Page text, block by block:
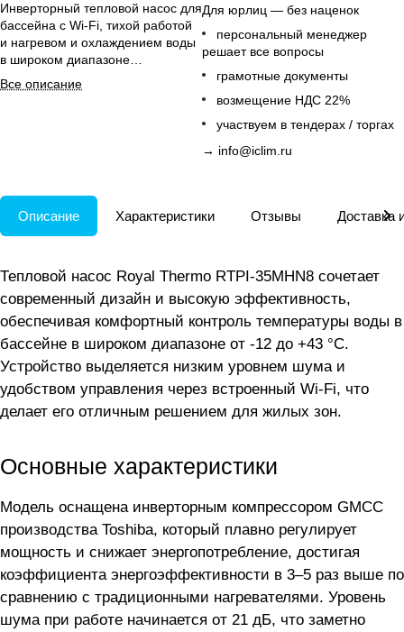
Инверторный тепловой насос для
бассейна с Wi-Fi, тихой работой
и нагревом и охлаждением воды
в широком диапазоне
температур.
Все описание
Для юрлиц — без наценок
персональный менеджер
решает все вопросы
грамотные документы
возмещение НДС 22%
участвуем в тендерах / торгах
→ info@iclim.ru
Описание Характеристики Отзывы Доставка
Тепловой насос Royal Thermo RTPI-35MHN8 сочетает
современный дизайн и высокую эффективность,
обеспечивая комфортный контроль температуры воды в
бассейне в широком диапазоне от -12 до +43 °C.
Устройство выделяется низким уровнем шума и
удобством управления через встроенный Wi-Fi, что
делает его отличным решением для жилых зон.
Основные характеристики
Модель оснащена инверторным компрессором GMCC
производства Toshiba, который плавно регулирует
мощность и снижает энергопотребление, достигая
коэффициента энергоэффективности в 3–5 раз выше по
сравнению с традиционными нагревателями. Уровень
шума при работе начинается от 21 дБ, что заметно